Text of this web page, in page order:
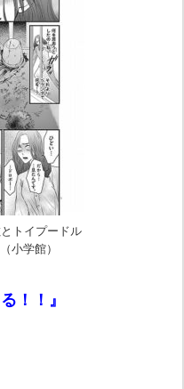
トイプードル
小学館）
！！』